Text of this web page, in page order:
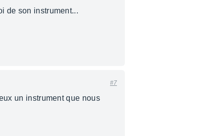
de son instrument...
#7
un instrument que nous